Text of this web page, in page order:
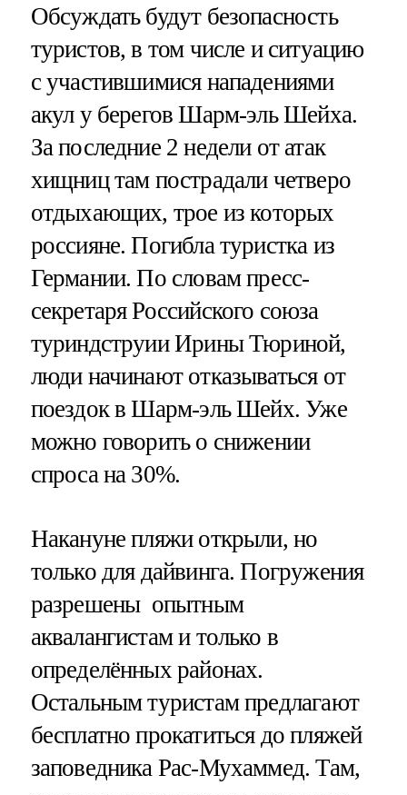
Обсуждать будут безопасность
туристов, в том числе и ситуацию
с участившимися нападениями
акул у берегов Шарм-эль Шейха.
За последние 2 недели от атак
хищниц там пострадали четверо
отдыхающих, трое из которых
россияне. Погибла туристка из
Германии. По словам пресс-
секретаря Российского союза
туриндструии Ирины Тюриной,
люди начинают отказываться от
поездок в Шарм-эль Шейх. Уже
можно говорить о снижении
спроса на 30%.
Накануне пляжи открыли, но
только для дайвинга. Погружения
разрешены опытным
аквалангистам и только в
определённых районах.
Остальным туристам предлагают
бесплатно прокатиться до пляжей
заповедника Рас-Мухаммед. Там,